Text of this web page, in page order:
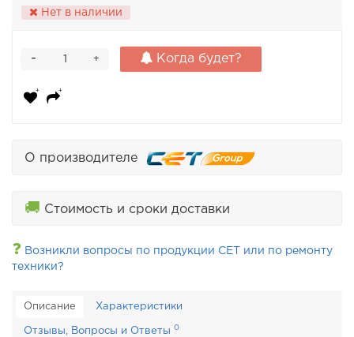
Нет в наличии
+
- Когда будет?
О производителе
🚚 Стоимость и сроки доставки
❓ Возникли вопросы по продукции CET или по ремонту
техники?
Описание Характеристики
Отзывы, Вопросы и Ответы 0